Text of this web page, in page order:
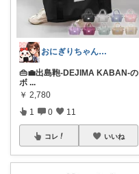
おにぎりちゃん🍙経由購入感謝です😭✨
👜💼出島鞄-DEJIMA KABAN-の
ボ ...
￥ 2,780
1 0 11
コレ いいね